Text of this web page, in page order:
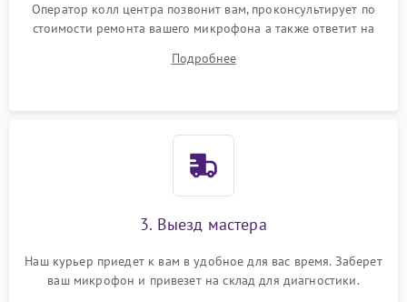
Оператор колл центра позвонит вам, проконсультирует по
стоимости ремонта вашего микрофона а также ответит на
Подробнее
3. Выезд мастера
Наш курьер приедет к вам в удобное для вас время. Заберет
ваш микрофон и привезет на склад для диагностики.